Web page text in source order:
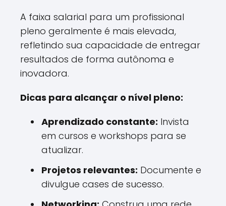
A faixa salarial para um profissional
pleno geralmente é mais elevada,
refletindo sua capacidade de entregar
resultados de forma autônoma e
inovadora.
Dicas para alcançar o nível pleno:
Aprendizado constante: Invista
em cursos e workshops para se
atualizar.
Projetos relevantes: Documente e
divulgue cases de sucesso.